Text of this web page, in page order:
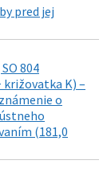
pred jej
804
križovatka K) –
o
(181,0